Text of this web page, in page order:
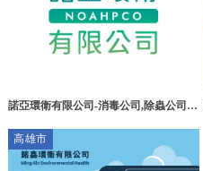
諾亞環衛有限公司-消毒公司,除蟲公司,
高雄市